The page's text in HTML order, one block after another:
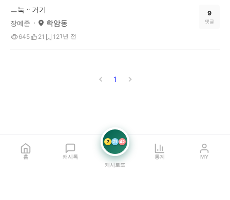
ㅡ눅ᆢ거기
장예준 학암동
645 21 121년 전
9
댓글
1
홈 캐시톡
7 21 42
캐시로또
통계 MY